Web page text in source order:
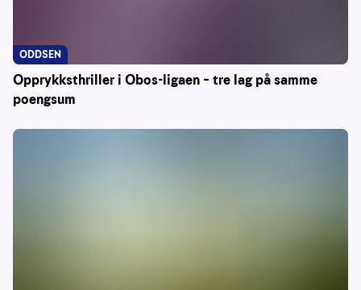
Opprykksthriller i Obos-ligaen – tre lag på samme
poengsum
ODDSEN